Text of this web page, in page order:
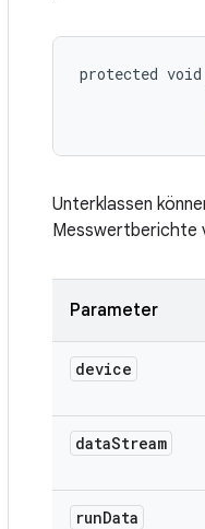
protected
Unterklassen
Messwertberichte
Parameter
device
dataStream
runData